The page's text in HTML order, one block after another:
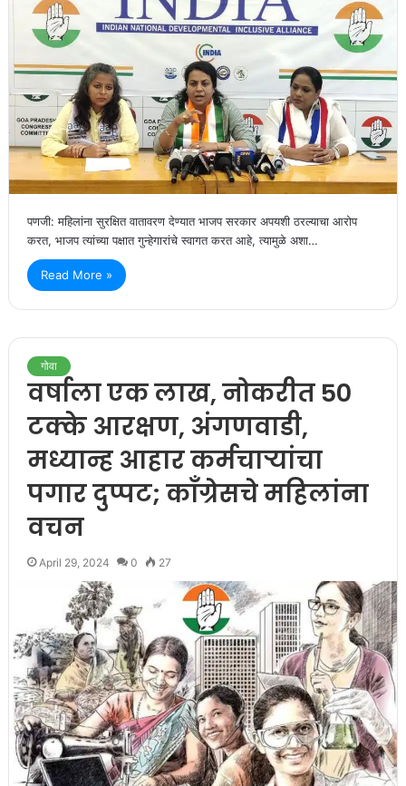
पणजी: महिलांना सुरक्षित वातावरण देण्यात भाजप सरकार अपयशी ठरल्याचा आरोप
करत, भाजप त्यांच्या पक्षात गुन्हेगारांचे स्वागत करत आहे, त्यामुळे अशा…
Read More »
गोवा
वर्षाला एक लाख, नोकरीत 50
टक्के आरक्षण, अंगणवाडी,
मध्यान्ह आहार कर्मचाऱ्यांचा
पगार दुप्पट; काँग्रेसचे महिलांना
वचन
April 29, 2024 0 27